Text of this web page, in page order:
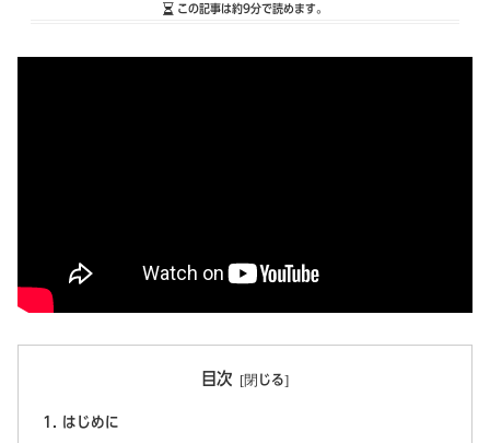
この記事は約9分で読めます。
目次
はじめに